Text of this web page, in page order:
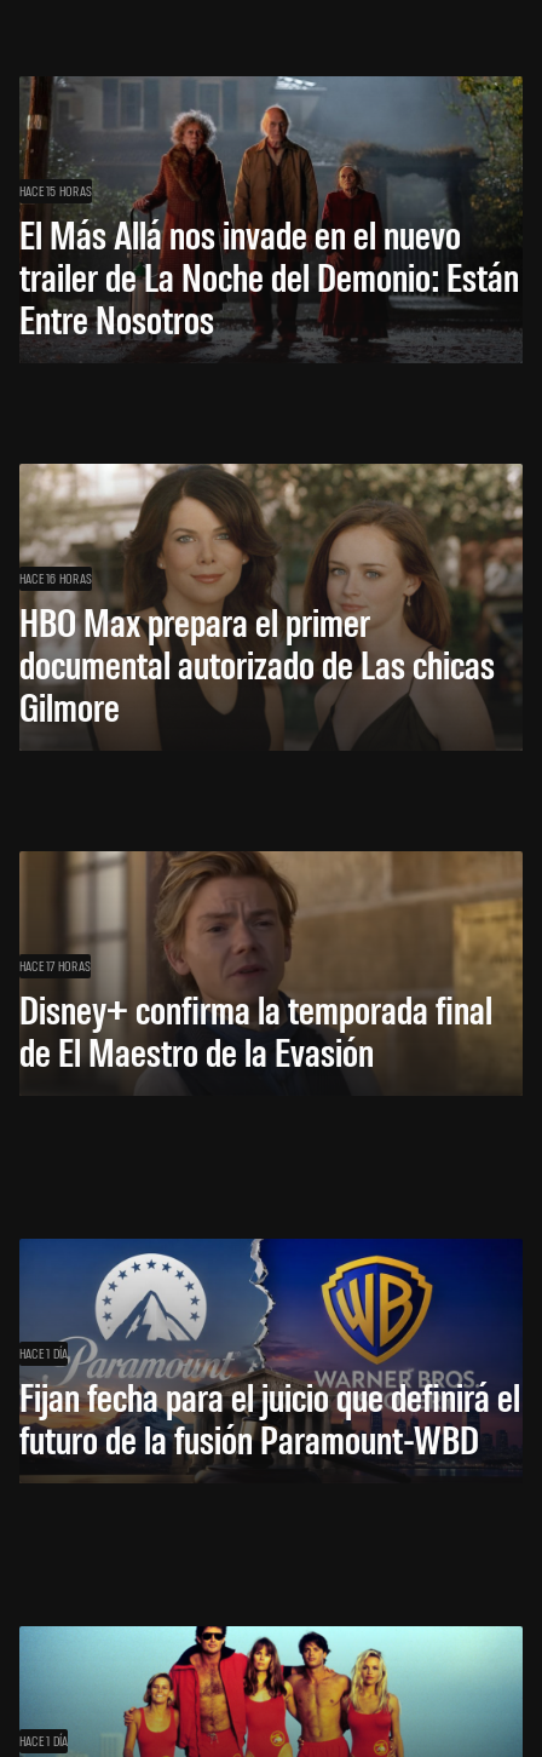
HACE 15 HORAS
El Más Allá nos invade en el nuevo
trailer de La Noche del Demonio: Están
Entre Nosotros
HACE 16 HORAS
HBO Max prepara el primer
documental autorizado de Las chicas
Gilmore
HACE 17 HORAS
Disney+ confirma la temporada final
de El Maestro de la Evasión
HACE 1 DÍA
Fijan fecha para el juicio que definirá el
futuro de la fusión Paramount-WBD
HACE 1 DÍA